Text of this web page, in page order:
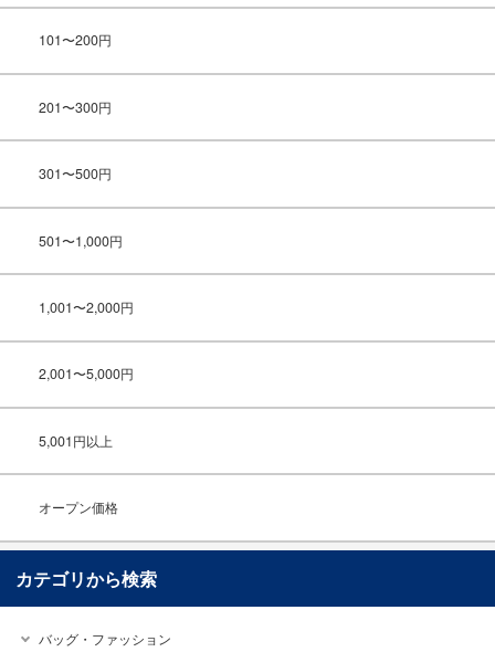
101〜200円
201〜300円
301〜500円
501〜1,000円
1,001〜2,000円
2,001〜5,000円
5,001円以上
オープン価格
カテゴリから検索
バッグ・ファッション